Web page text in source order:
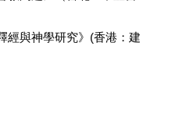
與神學研究》 (香港：建